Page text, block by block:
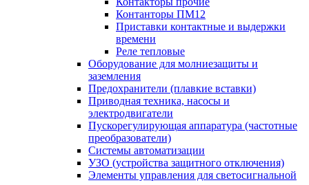
Контанторы ПМ12
Приставки контактные и выдержки
времени
Реле тепловые
Оборудование для молниезащиты и
заземления
Предохранители (плавкие вставки)
Приводная техника, насосы и
электродвигатели
Пускорегулирующая аппаратура (частотные
преобразователи)
Системы автоматизации
УЗО (устройства защитного отключения)
Элементы управления для светосигнальной